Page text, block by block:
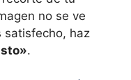
no se ve
satisfecho, haz
.